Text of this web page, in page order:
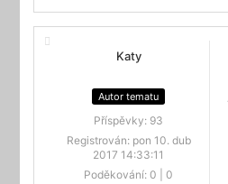
Katy
Autor tematu
Příspěvky: 93
Registrován: pon 10. dub
2017 14:33:11
Poděkování: 0
0